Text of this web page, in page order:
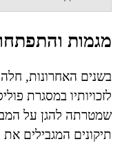
מגמות
בשנים האחרונות,
לזכויותיו במסגרת
שמטרתה להגן על
תיקונים המגבילים